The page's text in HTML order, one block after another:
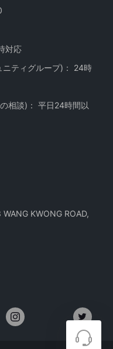
対応
ニティグループ)： 24時
相談)： 平日24時間以
KWONG ROAD,